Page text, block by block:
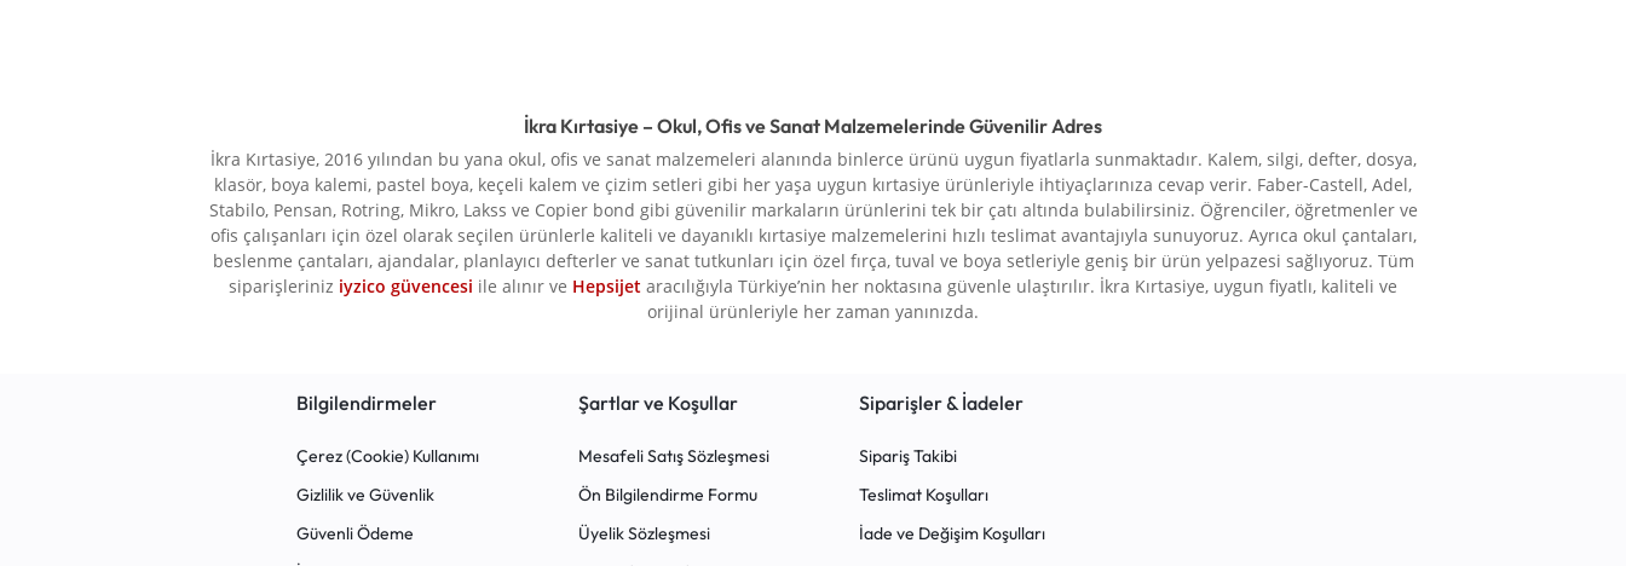
İkra Kırtasiye – Okul, Ofis ve Sanat Malzemelerinde Güvenilir Adres
İkra Kırtasiye, 2016 yılından bu yana okul, ofis ve sanat malzemeleri alanında binlerce ürünü uygun fiyatlarla sunmaktadır. Kalem, silgi, defter, dosya,
klasör, boya kalemi, pastel boya, keçeli kalem ve çizim setleri gibi her yaşa uygun kırtasiye ürünleriyle ihtiyaçlarınıza cevap verir. Faber-Castell, Adel,
Stabilo, Pensan, Rotring, Mikro, Lakss ve Copier bond gibi güvenilir markaların ürünlerini tek bir çatı altında bulabilirsiniz. Öğrenciler, öğretmenler ve
ofis çalışanları için özel olarak seçilen ürünlerle kaliteli ve dayanıklı kırtasiye malzemelerini hızlı teslimat avantajıyla sunuyoruz. Ayrıca okul çantaları,
beslenme çantaları, ajandalar, planlayıcı defterler ve sanat tutkunları için özel fırça, tuval ve boya setleriyle geniş bir ürün yelpazesi sağlıyoruz. Tüm
siparişleriniz iyzico güvencesi ile alınır ve Hepsijet aracılığıyla Türkiye’nin her noktasına güvenle ulaştırılır. İkra Kırtasiye, uygun fiyatlı, kaliteli ve
orijinal ürünleriyle her zaman yanınızda.
Bilgilendirmeler
Çerez (Cookie) Kullanımı
Gizlilik ve Güvenlik
Güvenli Ödeme
Şartlar ve Koşullar
Mesafeli Satış Sözleşmesi
Ön Bilgilendirme Formu
Üyelik Sözleşmesi
Siparişler & İadeler
Sipariş Takibi
Teslimat Koşulları
İade ve Değişim Koşulları